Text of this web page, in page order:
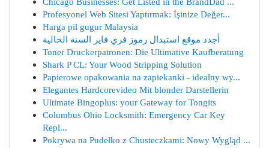
Profesyonel Web Sitesi Yaptırmak: İşinize Değer...
Harga pil gugur Malaysia
أجدد موقع استبدال رموز فري فاير السنة الحالية
Toner Druckerpatronen: Die Ultimative Kaufberatung
Shark P CL: Your Wood Stripping Solution
Papierowe opakowania na zapiekanki - idealny wy...
Elegantes Hardcorevideo Mit blonder Darstellerin
Ultimate Bingoplus: your Gateway for Tongits
Columbus Ohio Locksmith: Emergency Car Key
Repl...
Pokrywa na Pudełko z Chusteczkami: Nowy Wygląd ...